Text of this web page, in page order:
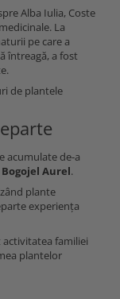
Alba Iulia, Coste
La
pe care a
întreagă, a fost
de plantele
acumulate de-a
Bogojel Aurel.
plante
experiența
activitatea familiei
plantelor